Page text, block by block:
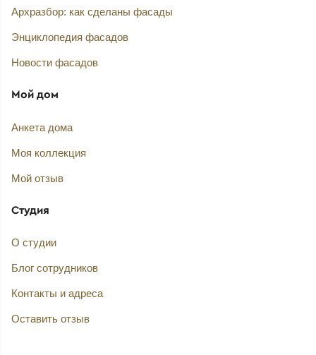
Архразбор: как сделаны фасады
Энциклопедия фасадов
Новости фасадов
Мой дом
Анкета дома
Моя коллекция
Мой отзыв
Студия
О студии
Блог сотрудников
Контакты и адреса
Оставить отзыв